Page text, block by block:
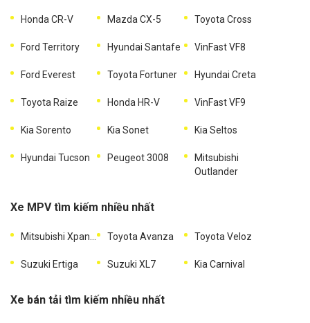
Honda CR-V Mazda CX-5 Toyota Cross
Ford Territory Hyundai Santafe VinFast VF8
Ford Everest Toyota Fortuner Hyundai Creta
Toyota Raize Honda HR-V VinFast VF9
Kia Sorento Kia Sonet Kia Seltos
Hyundai Tucson Peugeot 3008
Mitsubishi
Outlander
Xe MPV tìm kiếm nhiều nhất
Mitsubishi Xpander Toyota Avanza Toyota Veloz
Suzuki Ertiga Suzuki XL7 Kia Carnival
Xe bán tải tìm kiếm nhiều nhất